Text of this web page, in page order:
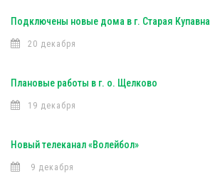
Подключены новые дома в г. Старая Купавна
20 декабря
Плановые работы в г. о. Щелково
19 декабря
Новый телеканал «Волейбол»
9 декабря